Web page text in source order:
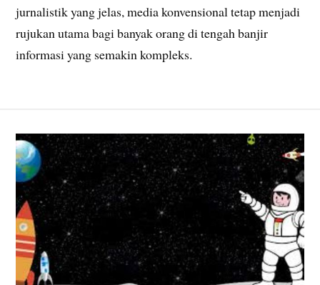
jurnalistik yang jelas, media konvensional tetap menjadi
rujukan utama bagi banyak orang di tengah banjir
informasi yang semakin kompleks.